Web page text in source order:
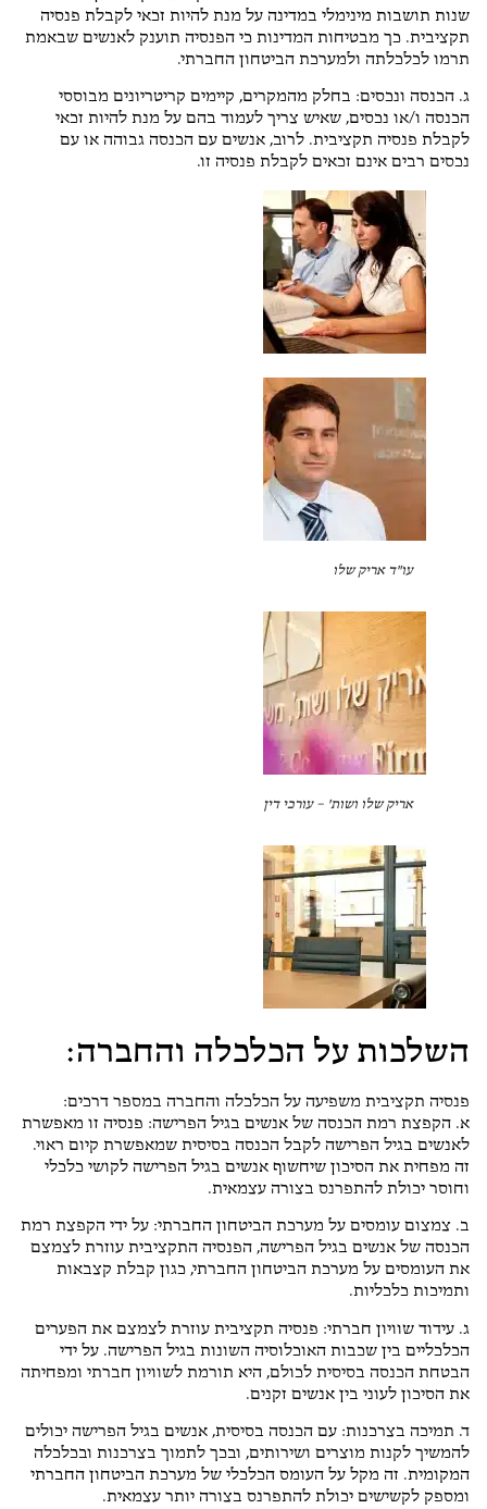
שנות תושבות מינימלי במדינה על מנת להיות זכאי לקבלת פנסיה
תקציבית. כך מבטיחות המדינות כי הפנסיה תוענק לאנשים שבאמת
תרמו לכלכלתה ולמערכת הביטחון החברתי.
ג. הכנסה ונכסים: בחלק מהמקרים, קיימים קריטריונים מבוססי
הכנסה ו/או נכסים, שאיש צריך לעמוד בהם על מנת להיות זכאי
לקבלת פנסיה תקציבית. לרוב, אנשים עם הכנסה גבוהה או עם
נכסים רבים אינם זכאים לקבלת פנסיה זו.
עו"ד אריק שלו
אריק שלו ושות' – עורכי דין
השלכות על הכלכלה והחברה:
פנסיה תקציבית משפיעה על הכלכלה והחברה במספר דרכים:
א. הקפצת רמת הכנסה של אנשים בגיל הפרישה: פנסיה זו מאפשרת
לאנשים בגיל הפרישה לקבל הכנסה בסיסית שמאפשרת קיום ראוי.
זה מפחית את הסיכון שיחשוף אנשים בגיל הפרישה לקושי כלכלי
וחוסר יכולת להתפרנס בצורה עצמאית.
ב. צמצום עומסים על מערכת הביטחון החברתי: על ידי הקפצת רמת
הכנסה של אנשים בגיל הפרישה, הפנסיה התקציבית עוזרת לצמצם
את העומסים על מערכת הביטחון החברתי, כגון קבלת קצבאות
ותמיכות כלכליות.
ג. עידוד שוויון חברתי: פנסיה תקציבית עוזרת לצמצם את הפערים
הכלכליים בין שכבות האוכלוסיה השונות בגיל הפרישה. על ידי
הבטחת הכנסה בסיסית לכולם, היא תורמת לשוויון חברתי ומפחיתה
את הסיכון לעוני בין אנשים זקנים.
ד. תמיכה בצרכנות: עם הכנסה בסיסית, אנשים בגיל הפרישה יכולים
להמשיך לקנות מוצרים ושירותים, ובכך לתמוך בצרכנות ובכלכלה
המקומית. זה מקל על העומס הכלכלי של מערכת הביטחון החברתי
ומספק לקשישים יכולת להתפרנס בצורה יותר עצמאית.